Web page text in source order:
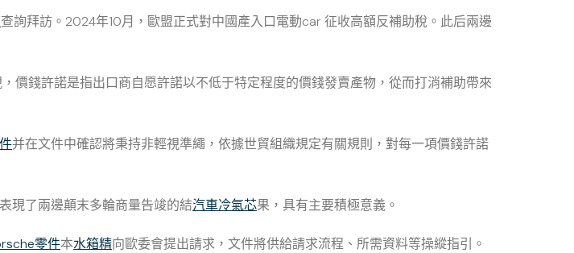
查詢拜訪。2024年10月，歐盟正式對中國產入口電動car 征收高額反補助稅。此后兩邊
價錢許諾是指出口商自愿許諾以不低于特定程度的價錢發賣產物，從而打消補助帶來
并在文件中確認將秉持非輕視準繩，依據世貿組織規定有關規則，對每一項價錢許諾
現了兩邊顛末多輪商量告竣的結汽車冷氣芯果，具有主要積極意義。
零件本水箱精向歐委會提出請求，文件將供給請求流程、所需資料等操縱指引。